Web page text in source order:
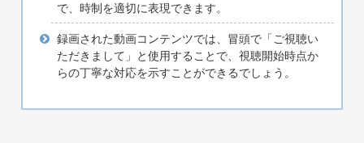
で、時制を適切に表現できます。
録画された動画コンテンツでは、冒頭で「ご視聴い
ただきまして」と使用することで、視聴開始時点か
らの丁寧な対応を示すことができるでしょう。